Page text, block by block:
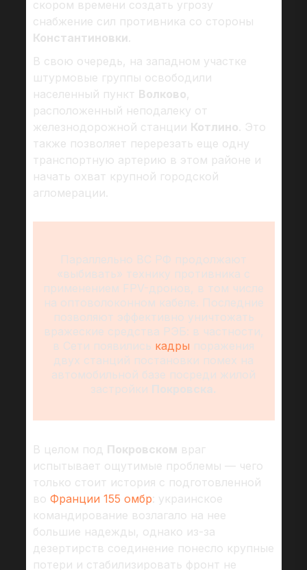
скором времени создать угрозу
снабжение сил противника со стороны
Константиновки.
В свою очередь, на западном участке
штурмовые группы освободили
населенный пункт Волково,
расположенный неподалеку от
железнодорожной станции Котлино. Это
также позволяет перерезать еще одну
транспортную артерию в этом районе и
начать охват крупной городской
агломерации.
Параллельно ВС РФ продолжают
«выбивать» технику противника с
применением FPV-дронов, в том числе
на оптоволоконном кабеле. Последние
позволяют эффективно уничтожать
вражеские средства РЭБ: в частности,
в Сети появились кадры поражения
двух станций постановки помех на
автомобильной базе посреди жилой
застройки Покровска.
В целом под Покровском враг
испытывает ощутимые проблемы — чего
только стоит история с подготовленной
во Франции 155 омбр: украинское
командирование возлагало на нее
большие надежды, однако из-за
дезертирств соединение понесло крупные
потери и стабилизировать фронт не